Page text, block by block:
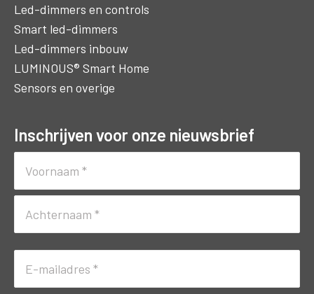
Led-dimmers en controls
Smart led-dimmers
Led-dimmers inbouw
LUMINOUS® Smart Home
Sensors en overige
Inschrijven voor onze nieuwsbrief
mailadres (Vereist)